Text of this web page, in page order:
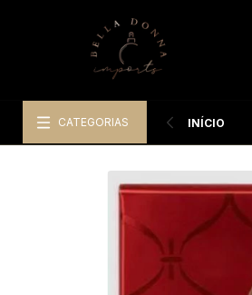
CATEGORIAS INÍCIO